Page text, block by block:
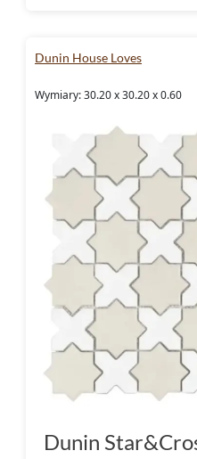
Dunin House Loves
Wymiary: 30.20 x 30.20 x 0.60
Dunin